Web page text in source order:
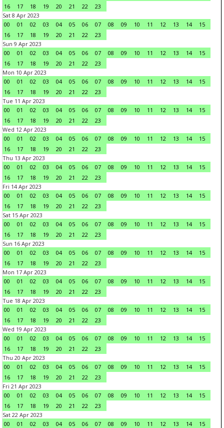
16
17 18 19 20 21 22
23
Sat 8 Apr 2023
00
01 02 03 04 05 06 07 08 09 10 11 12 13 14
15
16
17 18 19 20 21 22
23
Sun 9 Apr 2023
00
01 02 03 04 05 06 07 08 09 10 11 12 13 14
15
16
17 18 19 20 21 22
23
Mon 10 Apr 2023
00
01 02 03 04 05 06 07 08 09 10 11 12 13 14
15
16
17 18 19 20 21 22
23
Tue 11 Apr 2023
00
01 02 03 04 05 06 07 08 09 10 11 12 13 14
15
16
17 18 19 20 21 22
23
Wed 12 Apr 2023
00
01 02 03 04 05 06 07 08 09 10 11 12 13 14
15
16
17 18 19 20 21 22
23
Thu 13 Apr 2023
00
01 02 03 04 05 06 07 08 09 10 11 12 13 14
15
16
17 18 19 20 21 22
23
Fri 14 Apr 2023
00
01 02 03 04 05 06 07 08 09 10 11 12 13 14
15
16
17 18 19 20 21 22
23
Sat 15 Apr 2023
00
01 02 03 04 05 06 07 08 09 10 11 12 13 14
15
16
17 18 19 20 21 22
23
Sun 16 Apr 2023
00
01 02 03 04 05 06 07 08 09 10 11 12 13 14
15
16
17 18 19 20 21 22
23
Mon 17 Apr 2023
00
01 02 03 04 05 06 07 08 09 10 11 12 13 14
15
16
17 18 19 20 21 22
23
Tue 18 Apr 2023
00
01 02 03 04 05 06 07 08 09 10 11 12 13 14
15
16
17 18 19 20 21 22
23
Wed 19 Apr 2023
00
01 02 03 04 05 06 07 08 09 10 11 12 13 14
15
16
17 18 19 20 21 22
23
Thu 20 Apr 2023
00
01 02 03 04 05 06 07 08 09 10 11 12 13 14
15
16
17 18 19 20 21 22
23
Fri 21 Apr 2023
00
01 02 03 04 05 06 07 08 09 10 11 12 13 14
15
16
17 18 19 20 21 22
23
Sat 22 Apr 2023
00
01 02 03 04 05 06 07 08 09 10 11 12 13 14
15